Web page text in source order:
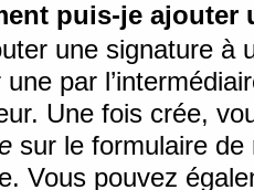
puis-je ajouter
une signature à
une par
Une fois crée,
sur le formulaire de
Vous pouvez